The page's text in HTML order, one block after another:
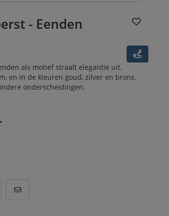
- Eenden
als motief straalt elegantie uit.
en in de kleuren goud, zilver en brons.
onderscheidingen.